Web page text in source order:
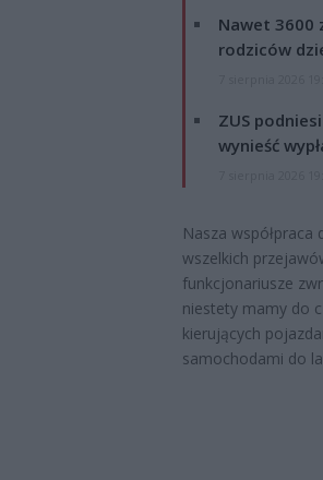
Nawet 3600
rodziców
ZUS
wynieść
Nasza
wszelkich
funkcjonariusze
niestety mamy do
kierujących
samochodami do